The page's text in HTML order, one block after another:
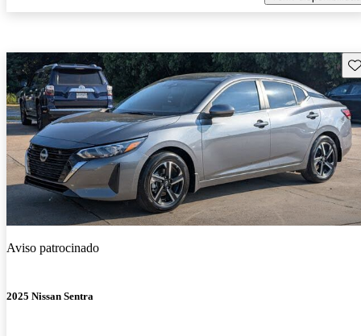
Aviso patrocinado
2025 Nissan Sentra